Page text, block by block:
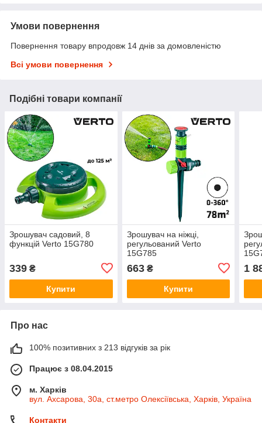
Умови повернення
Повернення товару впродовж 14 днів за домовленістю
Всі умови повернення
Подібні товари компанії
Зрошувач садовий, 8
функцій Verto 15G780
339 ₴
Купити
Зрошувач на ніжці,
регульований Verto
15G785
663₴
Купити
1
Про нас
100% позитивних з 213 відгуків за рік
Працює з 08.04.2015
м. Харків
вул. Ахсарова, 30а, ст.метро Олексіївська, Харків, Україна
Контакти